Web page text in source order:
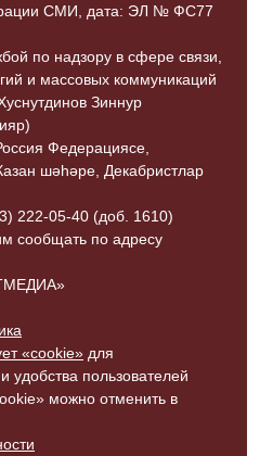
СМИ, дата: ЭЛ № ФС77
по надзору в сфере связи,
и массовых коммуникаций
Зиннур
Федерациясе,
шәһәре, Декабристлар
222-05-40 (доб. 1610)
сообщать по адресу
«cookie» для
удобства пользователей
можно отменить в